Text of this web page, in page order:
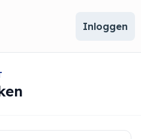
Inloggen